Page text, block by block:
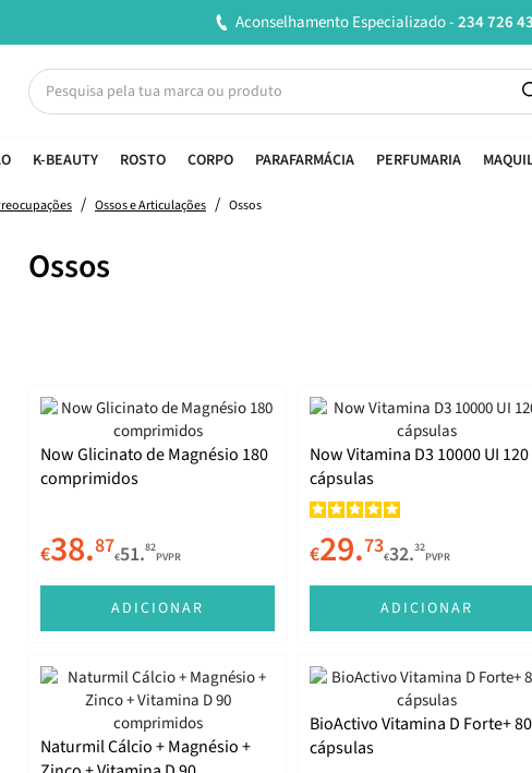
Entregas em 24H úteis.Oferta de
K-BEAUTY ROSTO CORPO PARAFARMÁCIA PERFUMARIA
Ossos e Articulações Ossos
Ossos
Now Glicinato de Magnésio 180
comprimidos
€38.87€51.82
PVPR
ADICIONAR
Now Vitamina D3 10000 UI 120
cápsulas
€29.73€32.32
PVPR
ADICIONAR
Naturmil Cálcio + Magnésio +
BioActivo Vitamina D Forte+ 80
cápsulas